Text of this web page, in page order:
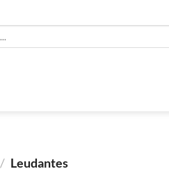
/ Leudantes